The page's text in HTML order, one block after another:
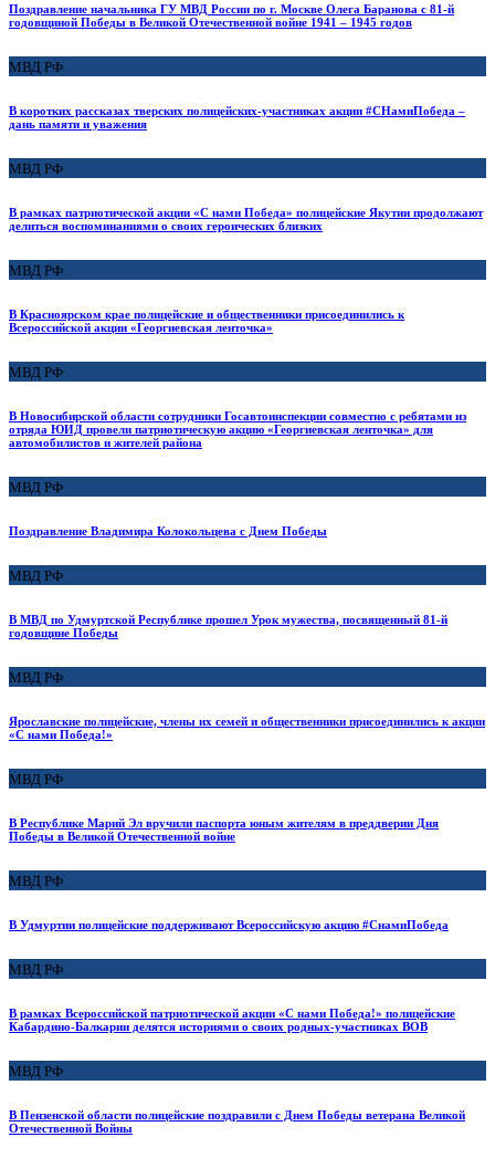
Поздравление начальника ГУ МВД России по г. Москве Олега Баранова с 81-й
годовщиной Победы в Великой Отечественной войне 1941 – 1945 годов
МВД РФ
В коротких рассказах тверских полицейских-участниках акции #СНамиПобеда –
дань памяти и уважения
МВД РФ
В рамках патриотической акции «С нами Победа» полицейские Якутии продолжают
делиться воспоминаниями о своих героических близких
МВД РФ
В Красноярском крае полицейские и общественники присоединились к
Всероссийской акции «Георгиевская ленточка»
МВД РФ
В Новосибирской области сотрудники Госавтоинспекции совместно с ребятами из
отряда ЮИД провели патриотическую акцию «Георгиевская ленточка» для
автомобилистов и жителей района
МВД РФ
Поздравление Владимира Колокольцева с Днем Победы
МВД РФ
В МВД по Удмуртской Республике прошел Урок мужества, посвященный 81-й
годовщине Победы
МВД РФ
Ярославские полицейские, члены их семей и общественники присоединились к акции
«С нами Победа!»
МВД РФ
В Республике Марий Эл вручили паспорта юным жителям в преддверии Дня
Победы в Великой Отечественной войне
МВД РФ
В Удмуртии полицейские поддерживают Всероссийскую акцию #СнамиПобеда
МВД РФ
В рамках Всероссийской патриотической акции «С нами Победа!» полицейские
Кабардино-Балкарии делятся историями о своих родных-участниках ВОВ
МВД РФ
В Пензенской области полицейские поздравили с Днем Победы ветерана Великой
Отечественной Войны